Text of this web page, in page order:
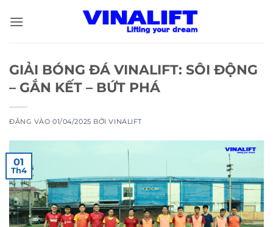
qua
GIẢI BÓNG ĐÁ VINALIFT: SÔI ĐỘNG
– GẮN KẾT – BỨT PHÁ
ĐĂNG VÀO01/04/2025 BỞIVINALIFT
01
Th4